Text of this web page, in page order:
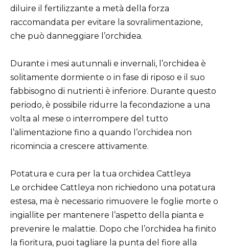
diluire il fertilizzante a metà della forza
raccomandata per evitare la sovralimentazione,
che può danneggiare l’orchidea.
Durante i mesi autunnali e invernali, l’orchidea è
solitamente dormiente o in fase di riposo e il suo
fabbisogno di nutrienti è inferiore. Durante questo
periodo, è possibile ridurre la fecondazione a una
volta al mese o interrompere del tutto
l’alimentazione fino a quando l’orchidea non
ricomincia a crescere attivamente.
Potatura e cura per la tua orchidea Cattleya
Le orchidee Cattleya non richiedono una potatura
estesa, ma è necessario rimuovere le foglie morte o
ingiallite per mantenere l’aspetto della pianta e
prevenire le malattie. Dopo che l’orchidea ha finito
la fioritura, puoi tagliare la punta del fiore alla